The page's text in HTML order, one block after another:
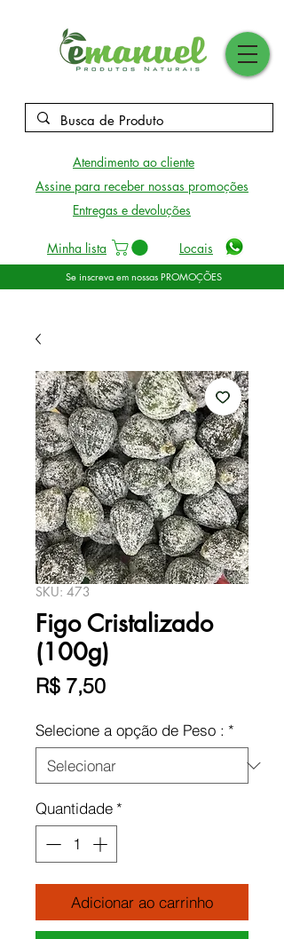
Se inscreva em nossas PROMOÇÕES
Atendimento ao cliente
Assine para receber nossas promoções
Entregas e devoluções
Minha lista Locais
SKU: 473
Figo Cristalizado
(100g)
R$ 7,50Preço
Selecione a opção de Peso : *
Quantidade *
Adicionar ao carrinho